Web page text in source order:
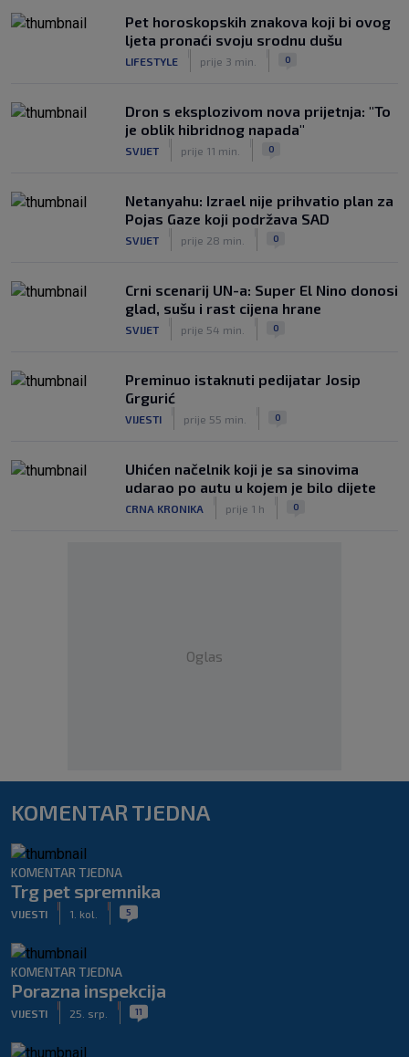
Pet horoskopskih znakova koji bi ovog
ljeta pronaći svoju srodnu dušu
LIFESTYLE prije 3 min. 0
Dron s eksplozivom nova prijetnja: "To
je oblik hibridnog napada"
SVIJET prije 11 min. 0
Netanyahu: Izrael nije prihvatio plan za
Pojas Gaze koji podržava SAD
SVIJET prije 28 min. 0
Crni scenarij UN-a: Super El Nino donosi
glad, sušu i rast cijena hrane
SVIJET prije 54 min. 0
Preminuo istaknuti pedijatar Josip
Grgurić
VIJESTI prije 55 min. 0
Uhićen načelnik koji je sa sinovima
udarao po autu u kojem je bilo dijete
CRNA KRONIKA prije 1 h 0
Oglas
KOMENTAR TJEDNA
KOMENTAR TJEDNA
Trg pet spremnika
VIJESTI 1. kol. 5
KOMENTAR TJEDNA
Porazna inspekcija
VIJESTI 25. srp. 11